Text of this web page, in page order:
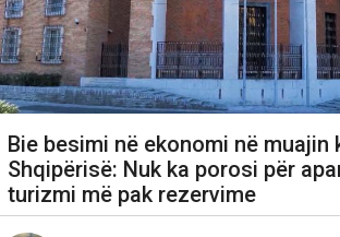
Bie besimi në ekonomi në muajin
Shqipërisë: Nuk ka porosi për
turizmi më pak rezervime